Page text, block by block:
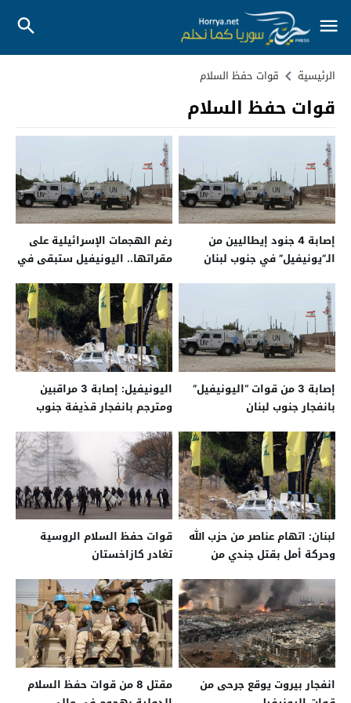
الرئيسية قوات حفظ السلام
قوات حفظ السلام
إصابة 4 جنود إيطاليين من
الـ”يونيفيل” في جنوب لبنان
رغم الهجمات الإسرائيلية على
مقراتها.. اليونيفيل ستبقى في
إصابة 3 من قوات “اليونيفيل”
بانفجار جنوب لبنان
اليونيفيل: إصابة 3 مراقبين
ومترجم بانفجار قذيفة جنوب
لبنان: اتهام عناصر من حزب الله
وحركة أمل بقتل جندي من
قوات حفظ السلام الروسية
تغادر كازاخستان
انفجار بيروت يوقع جرحى من
مقتل 8 من قوات حفظ السلام